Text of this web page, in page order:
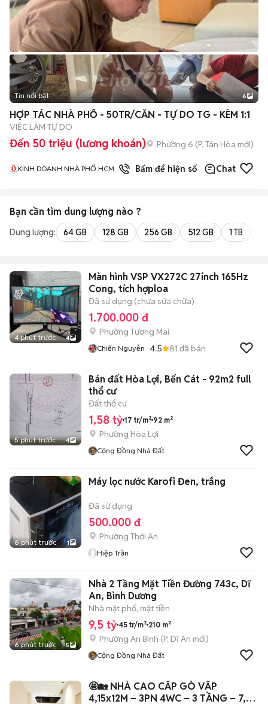
+2
Tin nổi bật 6
HỢP TÁC NHÀ PHỐ - 50TR/CĂN - TỰ DO TG - KÈM 1:1
VIỆC LÀM TỰ DO
Đến 50 triệu (lương khoán) Phường 6 (P. Tân Hòa mới)
KINH DOANH NHÀ PHỐ HCM 1đã bánBấm để hiện số Chat
Bạn cần tìm dung lượng nào ?
Dung lượng: 64 GB 128 GB 256 GB 512 GB 1 TB
4 phút trước 4
Màn hình VSP VX272C 27inch 165Hz
Cong, tích hợploa
Đã sử dụng (chưa sửa chữa)
1.700.000 đ
Phường Tương Mai
Chiến Nguyễn 4.5 81 đã bán
5 phút trước 4
Bán đất Hòa Lợi, Bến Cát - 92m2 full
thổ cư
Đất thổ cư
1,58 tỷ 17 tr/m² 92 m²
Phường Hòa Lợi
Cộng Đồng Nhà Đất
6 phút trước 1
Máy lọc nước Karofi Đen, trắng
Đã sử dụng
500.000 đ
Phường Thới An
Hiệp Trần
6 phút trước 5
Nhà 2 Tầng Mặt Tiền Đường 743c, Dĩ
An, Bình Dương
Nhà mặt phố, mặt tiền
9,5 tỷ 45 tr/m² 210 m²
Phường An Bình (P. Dĩ An mới)
Cộng Đồng Nhà Đất
🤩🏡 NHÀ CAO CẤP GÒ VẤP
4,15x12M – 3PN 4WC – 3 TẦNG – 7,6